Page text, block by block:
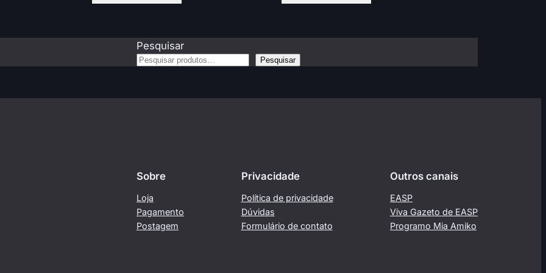
Pesquisar
Pesquisar
Sobre
Loja
Pagamento
Postagem
Privacidade
Política de privacidade
Dúvidas
Formulário de contato
Outros canais
EASP
Viva Gazeto de EASP
Programo Mia Amiko